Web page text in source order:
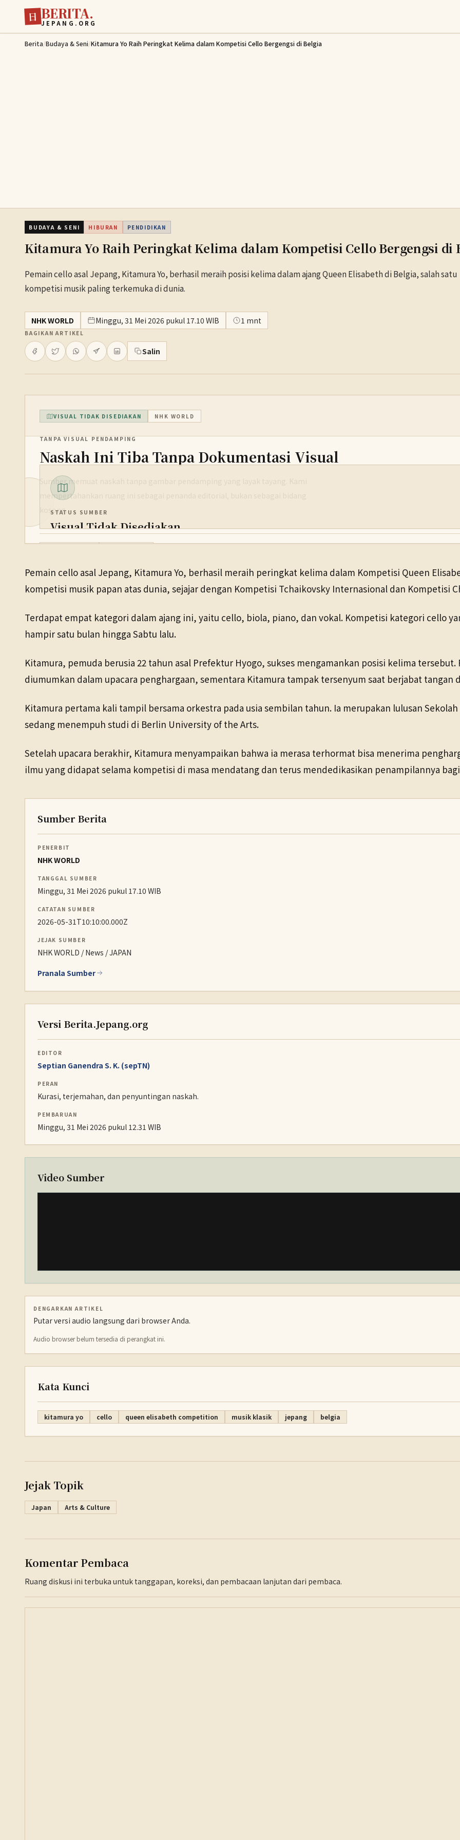
Lewati ke konten utama
日 BERITA.
JEPANG.ORG
Berita/Budaya & Seni/Kitamura Yo Raih Peringkat Kelima dalam Kompetisi Cello Bergengsi di Belgia
BUDAYA & SENI HIBURAN PENDIDIKAN
Kitamura Yo Raih Peringkat Kelima dalam Kompetisi Cello Bergengsi di
Pemain cello asal Jepang, Kitamura Yo, berhasil meraih posisi kelima dalam ajang Queen Elisabeth di Belgia, salah satu
kompetisi musik paling terkemuka di dunia.
NHK WORLD Minggu, 31 Mei 2026 pukul 17.10 WIB 1 mnt
BAGIKAN ARTIKEL
Salin
VISUAL TIDAK DISEDIAKAN NHK WORLD
TANPA VISUAL PENDAMPING
Naskah Ini Tiba Tanpa Dokumentasi Visual
Sumber memuat naskah tanpa gambar pendamping yang layak tayang. Kami
mempertahankan ruang ini sebagai penanda editorial, bukan sebagai bidang
kosong.
STATUS SUMBER
Visual Tidak Disediakan
TANGGAL SUMBER
31 Mei 2026
Pemain cello asal Jepang, Kitamura Yo, berhasil meraih peringkat kelima dalam Kompetisi Queen
kompetisi musik papan atas dunia, sejajar dengan Kompetisi Tchaikovsky Internasional dan Kompetisi
Terdapat empat kategori dalam ajang ini, yaitu cello, biola, piano, dan vokal. Kompetisi kategori cello
hampir satu bulan hingga Sabtu lalu.
Kitamura, pemuda berusia 22 tahun asal Prefektur Hyogo, sukses mengamankan posisi kelima
diumumkan dalam upacara penghargaan, sementara Kitamura tampak tersenyum saat berjabat tangan
Kitamura pertama kali tampil bersama orkestra pada usia sembilan tahun. Ia merupakan lulusan
sedang menempuh studi di Berlin University of the Arts.
Setelah upacara berakhir, Kitamura menyampaikan bahwa ia merasa terhormat bisa menerima
ilmu yang didapat selama kompetisi di masa mendatang dan terus mendedikasikan penampilannya
Sumber Berita
PENERBIT
NHK WORLD
TANGGAL SUMBER
Minggu, 31 Mei 2026 pukul 17.10 WIB
CATATAN SUMBER
2026-05-31T10:10:00.000Z
JEJAK SUMBER
NHK WORLD / News / JAPAN
Pranala Sumber
Versi Berita.Jepang.org
EDITOR
Septian Ganendra S. K. (sepTN)
PERAN
Kurasi, terjemahan, dan penyuntingan naskah.
PEMBARUAN
Minggu, 31 Mei 2026 pukul 12.31 WIB
Video Sumber
DENGARKAN ARTIKEL
Putar versi audio langsung dari browser Anda.
Audio browser belum tersedia di perangkat ini.
Kata Kunci
kitamura yo cello queen elisabeth competition musik klasik jepang belgia
Jejak Topik
Japan Arts & Culture
Komentar Pembaca
Ruang diskusi ini terbuka untuk tanggapan, koreksi, dan pembacaan lanjutan dari pembaca.